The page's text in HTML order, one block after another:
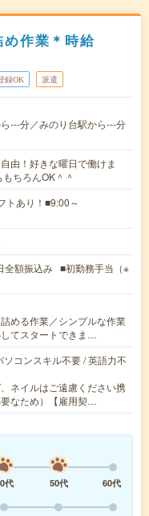
め作業＊時給
録OK 派遣
---分／みのり台駅から---分
由！好きな曜日で働けま
ちろんOK＾＾
トあり！■9:00～
額振込み ■初勤務手当（※
める作業／シンプルな作業
てスタートできま…
コンスキル不要 / 英語力不
ネイルはご遠慮ください携
なため）【雇用契…
代 50代
60代